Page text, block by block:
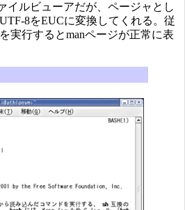
ルビューアだが、ページャとし
8をEUCに変換してくれる。従
実行するとmanページが正常に表